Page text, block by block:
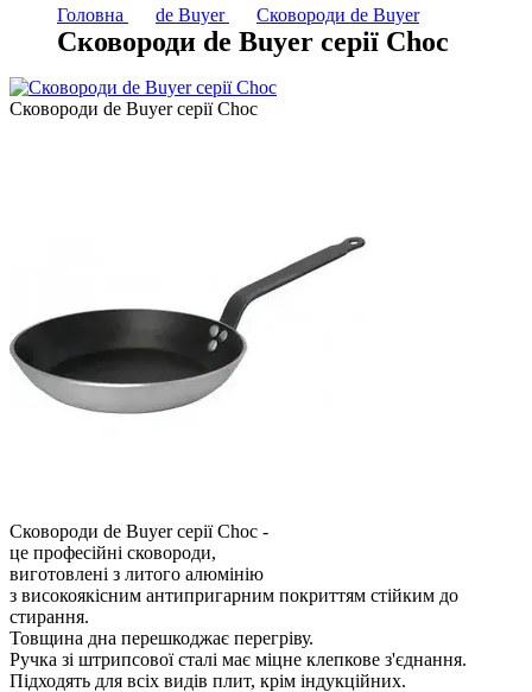
Головна de Buyer Сковороди de Buyer
Cковороди de Buyer серії Choc
Cковороди de Buyer серії Choc
Сковороди de Buyer серії Choc -
це професійні сковороди,
виготовлені з литого алюмінію
з високоякісним антипригарним покриттям стійким до
стирання.
Товщина дна перешкоджає перегріву.
Ручка зі штрипсової сталі має міцне клепкове з'єднання.
Підходять для всіх видів плит, крім індукційних.